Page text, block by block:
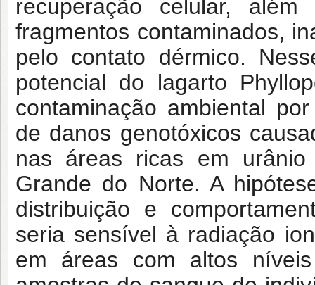
recuperação celular,
fragmentos contaminados,
pelo contato dérmico.
potencial do lagarto
contaminação ambiental
de danos genotóxicos
nas áreas ricas em
Grande do Norte. A
distribuição e
seria sensível à radiação
em áreas com altos